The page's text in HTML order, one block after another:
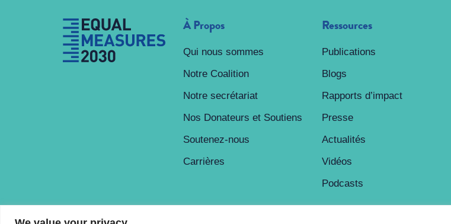
À Propos
Qui nous sommes
Notre Coalition
Notre secrétariat
Nos Donateurs et Soutiens
Soutenez-nous
Carrières
Ressources
Publications
Blogs
Rapports d’impact
Presse
Actualités
Vidéos
Podcasts